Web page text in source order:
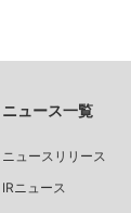
ニュース一覧
ニュースリリース
IRニュース